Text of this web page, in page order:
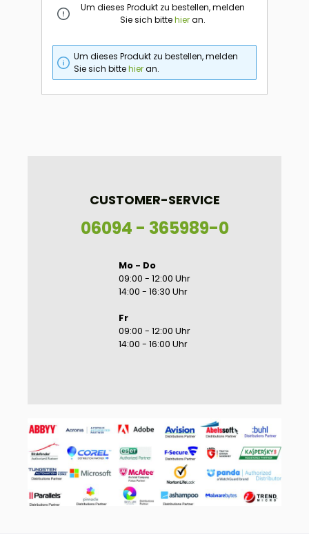
CUSTOMER-SERVICE
06094 - 365989-0
Mo - Do
09:00 - 12:00 Uhr
14:00 - 16:30 Uhr
Fr
09:00 - 12:00 Uhr
14:00 - 16:00 Uhr
Um dieses Produkt zu bestellen, melden
Sie sich bittehieran.
Um dieses Produkt zu bestellen, melden
Sie sich bittehieran.